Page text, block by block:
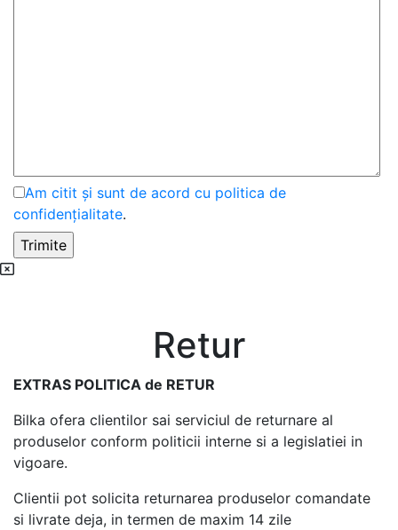
Am citit și sunt de acord cu politica de
confidențialitate.
Retur
EXTRAS POLITICA de RETUR
Bilka ofera clientilor sai serviciul de returnare al
produselor conform politicii interne si a legislatiei in
vigoare.
Clientii pot solicita returnarea produselor comandate
si livrate deja, in termen de maxim 14 zile